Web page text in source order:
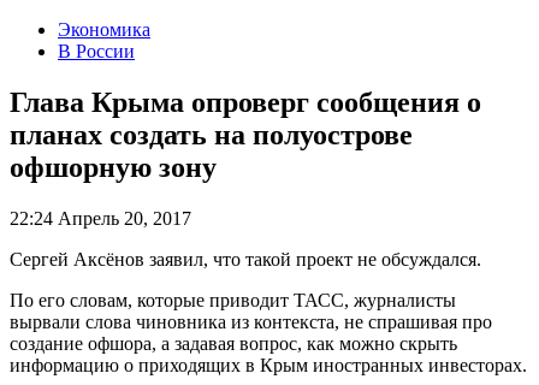
Экономика
В России
Глава Крыма опроверг сообщения о
планах создать на полуострове
офшорную зону
22:24 Апрель 20, 2017
Сергей Аксёнов заявил, что такой проект не обсуждался.
По его словам, которые приводит ТАСС, журналисты
вырвали слова чиновника из контекста, не спрашивая про
создание офшора, а задавая вопрос, как можно скрыть
информацию о приходящих в Крым иностранных инвесторах.